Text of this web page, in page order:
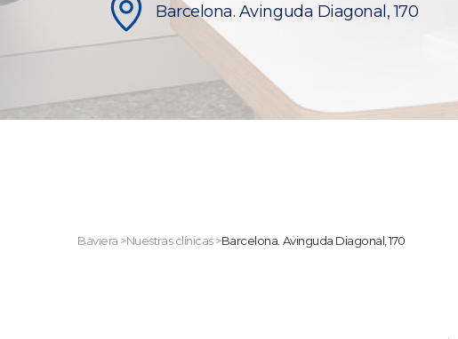
Barcelona. Avinguda Diagonal, 170
Baviera >Nuestras clínicas>Barcelona. Avinguda Diagonal, 170